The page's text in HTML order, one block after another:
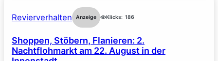
Revierverhalten Anzeige Klicks: 186
Shoppen, Stöbern, Flanieren: 2.
Nachtflohmarkt am 22. August in der